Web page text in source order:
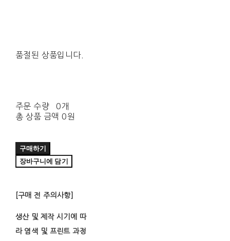
품절된 상품입니다.
주문 수량
0개
총 상품 금액 0원
구매하기
장바구니에 담기
[구매 전 주의사항]
생산 및 제작 시기에 따
라 염색 및 프린트 과정